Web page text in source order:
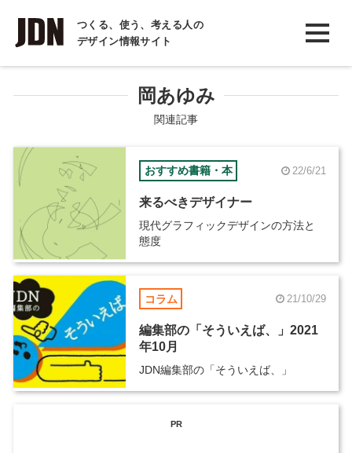
つくる、使う、考える人の
デザイン情報サイト
INTERVIEW
インタビュー
COLUMN
コラム
岡あゆみ
関連記事
おすすめ書籍・本 22/6/21
来るべきデザイナー
現代グラフィックデザインの方法と
態度
コラム 21/10/29
編集部の「そういえば、」2021
年10月
JDN編集部の「そういえば、」
PR